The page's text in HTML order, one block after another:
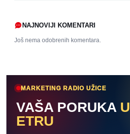
NAJNOVIJI KOMENTARI
Još nema odobrenih komentara.
MARKETING RADIO UŽICE
VAŠA PORUKA
ETRU